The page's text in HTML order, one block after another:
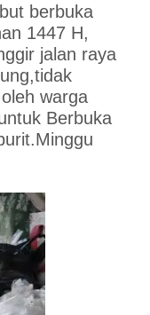
berbuka
1447 H,
jalan raya
warga
Berbuka